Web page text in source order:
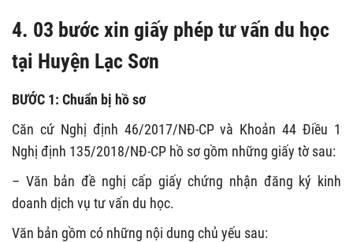
4. 03 bước xin giấy phép tư vấn du học
tại Huyện Lạc Sơn
BƯỚC 1: Chuẩn bị hồ sơ
Căn cứ Nghị định 46/2017/NĐ-CP và Khoản 44 Điều 1
Nghị định 135/2018/NĐ-CP hồ sơ gồm những giấy tờ sau:
– Văn bản đề nghị cấp giấy chứng nhận đăng ký kinh
doanh dịch vụ tư vấn du học.
Văn bản gồm có những nội dung chủ yếu sau: